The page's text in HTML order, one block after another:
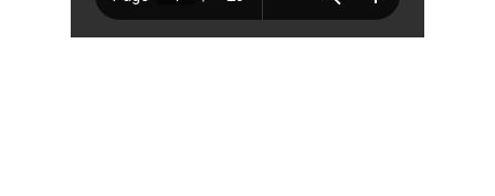
Número